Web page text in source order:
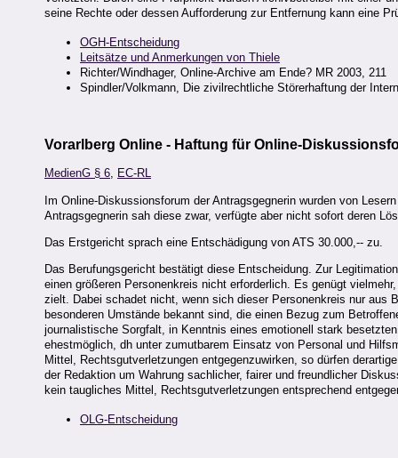
seine Rechte oder dessen Aufforderung zur Entfernung kann eine
OGH-Entscheidung
Leitsätze und Anmerkungen von Thiele
Richter/Windhager, Online-Archive am Ende? MR 2003, 211
Spindler/Volkmann, Die zivilrechtliche Störerhaftung der
Vorarlberg Online - Haftung für Online-
MedienG § 6, EC-RL
Im Online-Diskussionsforum der Antragsgegnerin wurden von
Antragsgegnerin sah diese zwar, verfügte aber nicht sofort deren
Das Erstgericht sprach eine Entschädigung von ATS 30.000,-- zu.
Das Berufungsgericht bestätigt diese Entscheidung. Zur
einen größeren Personenkreis nicht erforderlich. Es genügt
zielt. Dabei schadet nicht, wenn sich dieser Personenkreis nur aus
besonderen Umstände bekannt sind, die einen Bezug zum
journalistische Sorgfalt, in Kenntnis eines emotionell stark
ehestmöglich, dh unter zumutbarem Einsatz von Personal und
Mittel, Rechtsgutverletzungen entgegenzuwirken, so dürfen
der Redaktion um Wahrung sachlicher, fairer und freundlicher
kein taugliches Mittel, Rechtsgutverletzungen entsprechend
OLG-Entscheidung